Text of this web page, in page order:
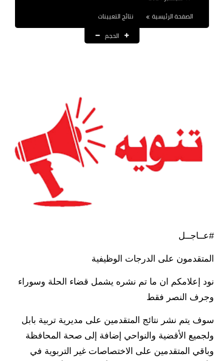
العقود والاجور اليومية
القروض والسلف
المنح المالية
قطع الاراضي
اخبار العراق
الاخبار الرياضية
المدارس
نتائج الامتحانات
المرحلة الابتدائية
الصفحة الرئيسية
نتائج التعيينات
الحجم
#عــاجــل
المتقدمون على الدرجات الوظيفية
نود إعلامكم ان ما تم نشره يشمل قضاء الحلة وسوراء
وجرف النصر فقط
سوف يتم نشر نتائج المتقدمين على مديرية تربية بابل
ولجميع الأقضية والنواحي إضافة إلى صحة المحافظة
وباقي المتقدمين على الاختصاصات غير التربوية في